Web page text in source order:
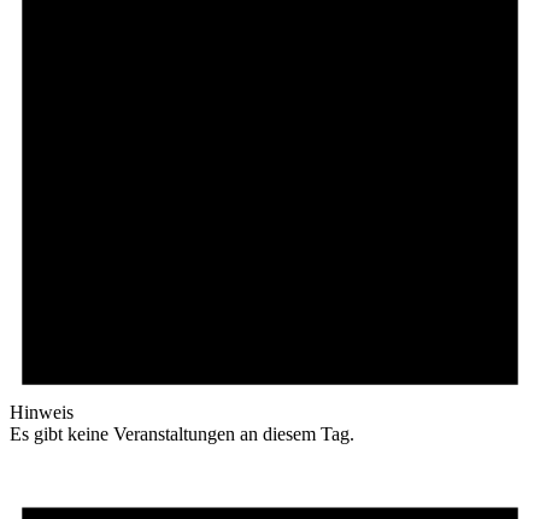
Hinweis
Es gibt keine Veranstaltungen an diesem Tag.